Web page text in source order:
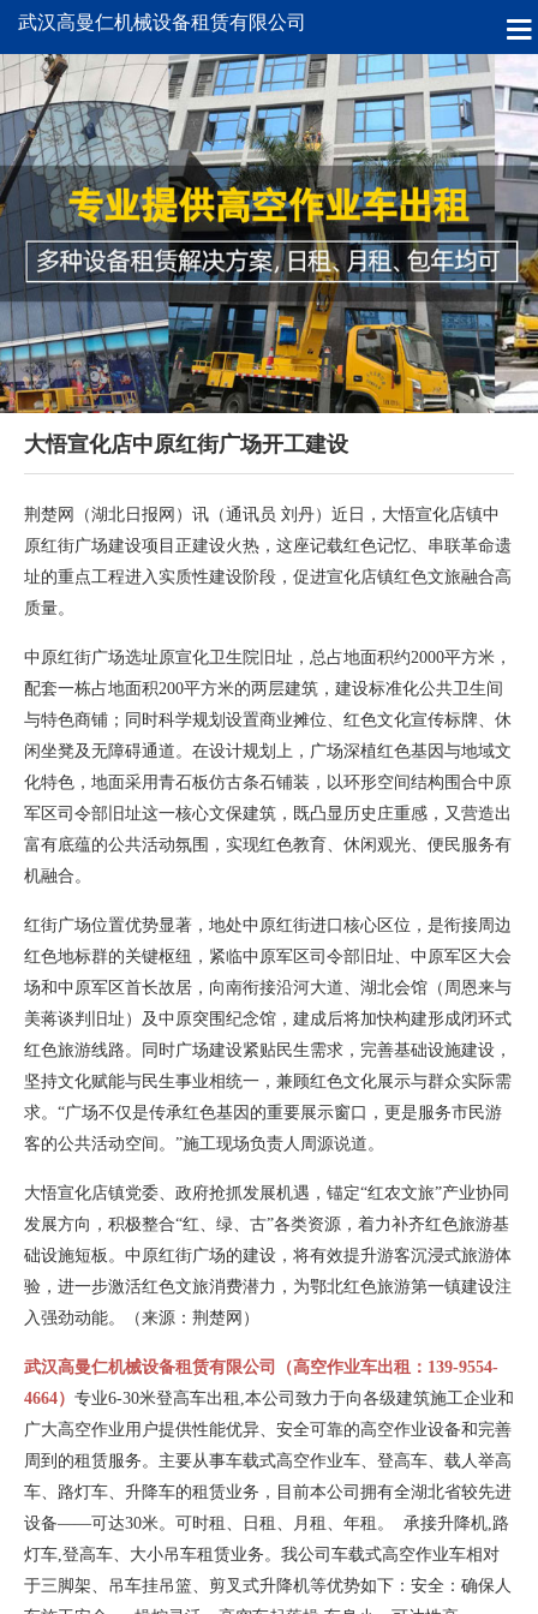
武汉高曼仁机械设备租赁有限公司
大悟宣化店中原红街广场开工建设
荆楚网（湖北日报网）讯（通讯员 刘丹）近日，大悟宣化店镇中
原红街广场建设项目正建设火热，这座记载红色记忆、串联革命遗
址的重点工程进入实质性建设阶段，促进宣化店镇红色文旅融合高
质量。
中原红街广场选址原宣化卫生院旧址，总占地面积约2000平方米，
配套一栋占地面积200平方米的两层建筑，建设标准化公共卫生间
与特色商铺；同时科学规划设置商业摊位、红色文化宣传标牌、休
闲坐凳及无障碍通道。在设计规划上，广场深植红色基因与地域文
化特色，地面采用青石板仿古条石铺装，以环形空间结构围合中原
军区司令部旧址这一核心文保建筑，既凸显历史庄重感，又营造出
富有底蕴的公共活动氛围，实现红色教育、休闲观光、便民服务有
机融合。
红街广场位置优势显著，地处中原红街进口核心区位，是衔接周边
红色地标群的关键枢纽，紧临中原军区司令部旧址、中原军区大会
场和中原军区首长故居，向南衔接沿河大道、湖北会馆（周恩来与
美蒋谈判旧址）及中原突围纪念馆，建成后将加快构建形成闭环式
红色旅游线路。同时广场建设紧贴民生需求，完善基础设施建设，
坚持文化赋能与民生事业相统一，兼顾红色文化展示与群众实际需
求。“广场不仅是传承红色基因的重要展示窗口，更是服务市民游
客的公共活动空间。”施工现场负责人周源说道。
大悟宣化店镇党委、政府抢抓发展机遇，锚定“红农文旅”产业协同
发展方向，积极整合“红、绿、古”各类资源，着力补齐红色旅游基
础设施短板。中原红街广场的建设，将有效提升游客沉浸式旅游体
验，进一步激活红色文旅消费潜力，为鄂北红色旅游第一镇建设注
入强劲动能。（来源：荆楚网）
武汉高曼仁机械设备租赁有限公司（高空作业车出租：139-9554-
4664） 专业6-30米登高车出租,本公司致力于向各级建筑施工企业和
广大高空作业用户提供性能优异、安全可靠的高空作业设备和完善
周到的租赁服务。主要从事车载式高空作业车、登高车、载人举高
车、路灯车、升降车的租赁业务，目前本公司拥有全湖北省较先进
设备——可达30米。可时租、日租、月租、年租。 承接升降机,路
灯车,登高车、大小吊车租赁业务。我公司车载式高空作业车相对
于三脚架、吊车挂吊篮、剪叉式升降机等优势如下：安全：确保人